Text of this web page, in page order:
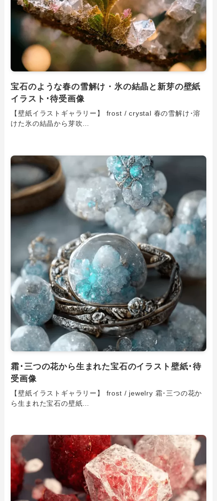
宝石のような春の雪解け・氷の結晶と新芽の壁紙
イラスト･待受画像
【壁紙イラストギャラリー】 frost / crystal 春の雪解け･溶
けた氷の結晶から芽吹…
霜･三つの花から生まれた宝石のイラスト壁紙･待
受画像
【壁紙イラストギャラリー】 frost / jewelry 霜･三つの花か
ら生まれた宝石の壁紙…